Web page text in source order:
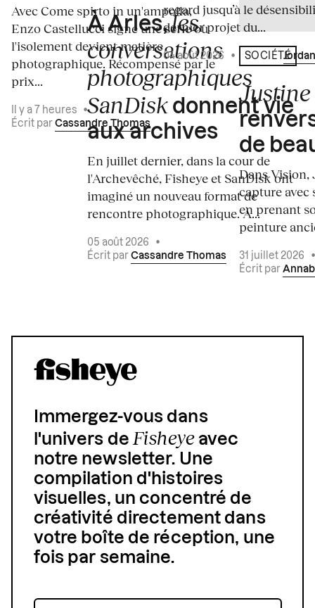
Avec Come spirto in un'ampolla,
Enzo Castellucci signe une série où
l'isolement devient matière
photographique. Récompensé par le
prix...
Il y a 7 heures
•
Écrit par Cassandre Thomas
À Arles,les
conversations
photographiques
SanDisk donnent vie
aux archives
En juillet dernier, dans la cour de
l'Archevêché, Fisheye et SanDisk ont
imaginé un nouveau format de
rencontre photographique. À...
05 août 2026
•
Écrit par Cassandre Thomas
regard jusqu’à le
dernier projet du...
04 août 2026 • Écrit par
SOCIÉTÉ
de
Dans
capture avec
en prenant
peinture
31 juillet 2026
Écrit par
Immergez-vous dans
l'univers de Fisheyeavec
notre newsletter. Une
compilation d'histoires
visuelles, un concentré de
créativité directement dans
votre boîte de réception, une
fois par semaine.